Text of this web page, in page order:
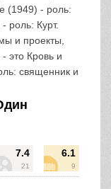
(1949) - роль:
роль: Курт.
и проекты,
это Кровь и
священник и
7.4
21
6.1
9